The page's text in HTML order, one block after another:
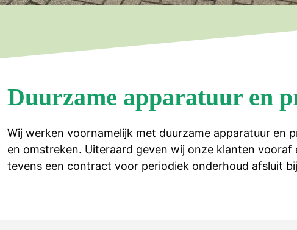
Duurzame apparatuur en
Wij werken voornamelijk met duurzame apparatuur en
en omstreken. Uiteraard geven wij onze klanten
tevens een contract voor periodiek onderhoud afsluit